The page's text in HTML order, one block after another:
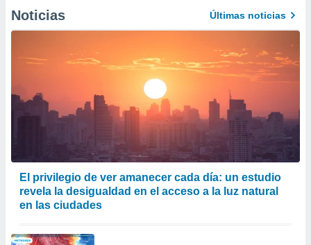
Noticias Últimas noticias
El privilegio de ver amanecer cada día: un estudio
revela la desigualdad en el acceso a la luz natural
en las ciudades